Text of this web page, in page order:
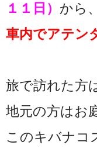
１１日） から、
車内でアテン
旅で訪れた方
地元の方はお
このキバナコ